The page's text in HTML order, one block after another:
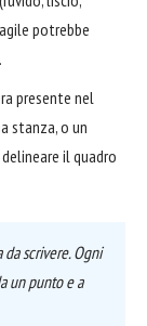
potrebbe
presente nel
stanza, o un
il quadro
scrivere. Ogni
un punto e a